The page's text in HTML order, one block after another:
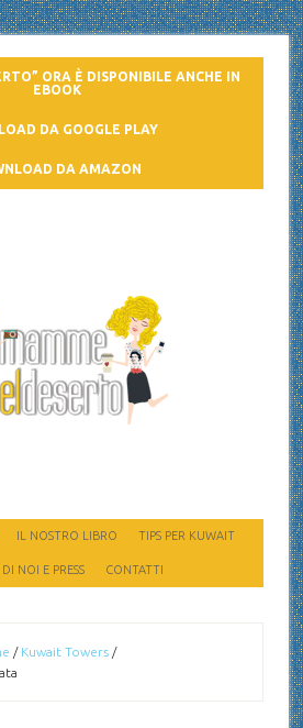
ORA È DISPONIBILE ANCHE IN
EBOOK
DA GOOGLE PLAY
DA AMAZON
IL NOSTRO LIBRO TIPS PER KUWAIT
NOI E PRESS CONTATTI
/ Kuwait Towers /